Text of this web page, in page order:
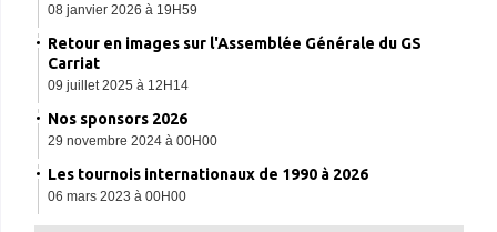
08 janvier 2026 à 19H59
Retour en images sur l'Assemblée Générale du GS
Carriat
09 juillet 2025 à 12H14
Nos sponsors 2026
29 novembre 2024 à 00H00
Les tournois internationaux de 1990 à 2026
06 mars 2023 à 00H00